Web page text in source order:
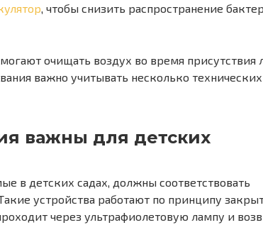
, чтобы снизить распространение
очищать воздух во время присутствия
важно учитывать несколько
важны для детских
в детских садах, должны соответствовать
устройства работают по принципу
через ультрафиолетовую лампу и